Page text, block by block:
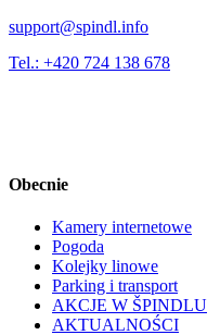
support@spindl.info
Tel.: +420 724 138 678
Obecnie
Kamery internetowe
Pogoda
Kolejky linowe
Parking i transport
AKCJE W ŠPINDLU
AKTUALNOŚCI